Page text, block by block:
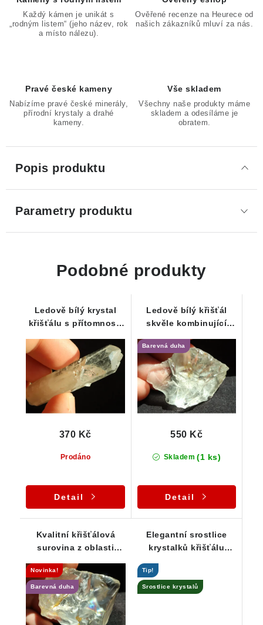
Každý kámen je unikát s
„rodným listem“ (jeho název, rok
a místo nálezu).
Ověřené recenze na Heurece od
našich zákazníků mluví za nás.
Pravé české kameny
Nabízíme pravé české minerály,
přírodní krystaly a drahé
kameny.
Vše skladem
Všechny naše produkty máme
skladem a odesíláme je
obratem.
Popis produktu
Parametry produktu
Podobné produkty
Ledově bílý krystal
křišťálu s přítomností
Prodáno
370 Kč
Detail
Ledově bílý křišťál
skvěle kombinující
Barevná duha
Skladem (1 ks)
550 Kč
Detail
Kvalitní křišťálová
surovina z oblasti
Novinka!
Barevná duha
Elegantní srostlice
krystalků křišťálu
Tip!
Srostlice krystalů